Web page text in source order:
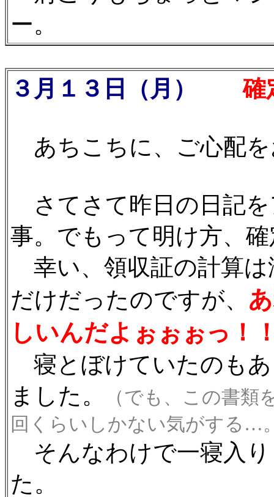
ー。
３月１３日（月） 確
あちこちに、ご心配
さてさて昨日の日記
事。でもって明け方、
幸い、領収証の計算は
だけだったのですが、
しいんだよぉぉぉっ！
寝とぼけていたのも
ました。
（でも、この書
回くらいしかない気がする…
そんなわけで一寝入
た。